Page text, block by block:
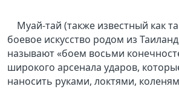
Муай-тай (также известный как
боевое искусство родом из
называют «боем восьми
широкого арсенала ударов,
наносить руками, локтями,